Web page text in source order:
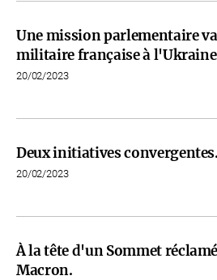
Une mission parlementaire
militaire française à l'Ukraine
20/02/2023
Deux initiatives convergentes.
20/02/2023
À la tête d'un Sommet
Macron.